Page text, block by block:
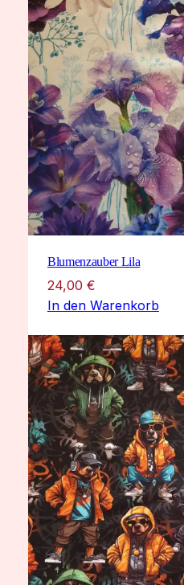
Blumenzauber Lila
24,00 €
In den Warenkorb